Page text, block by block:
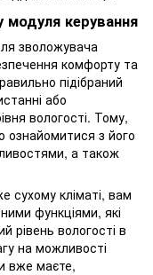
модуля керування
зволожувача
комфорту та
підібраний
або
вологості. Тому,
ознайомитися з його
а також
сухому кліматі, вам
функціями, які
рівень вологості в
на можливості
вже маєте,